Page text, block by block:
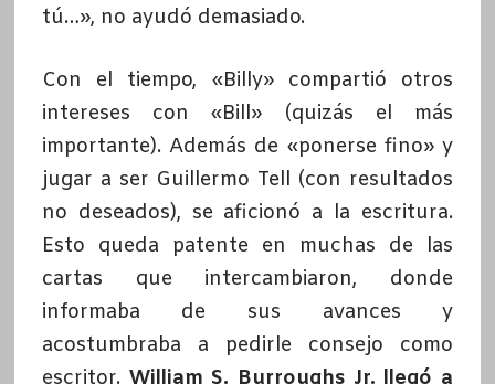
tú…», no ayudó demasiado.
Con el tiempo, «Billy» compartió otros
intereses con «Bill» (quizás el más
importante). Además de «ponerse fino» y
jugar a ser Guillermo Tell (con resultados
no deseados), se aficionó a la escritura.
Esto queda patente en muchas de las
cartas que intercambiaron, donde
informaba de sus avances y
acostumbraba a pedirle consejo como